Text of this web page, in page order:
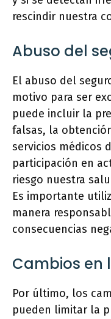
rescindir nuestra
Abuso del
El abuso del
motivo para ser
puede incluir la
falsas, la
servicios médicos
participación en
riesgo nuestra
Es importante
manera
consecuencias
Cambios en
Por último, los
pueden limitar la